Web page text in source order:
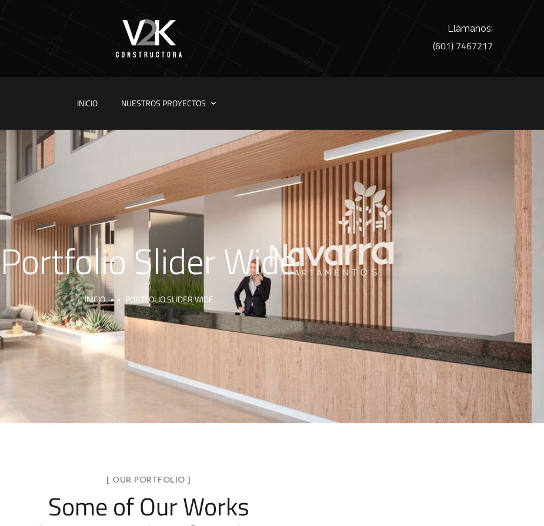
Llámanos:
(601) 7467217
INICIO NUESTROS PROYECTOS
Portfolio Slider Wide
INICIO PORTFOLIO SLIDER WIDE
[ OUR PORTFOLIO ]
Some of Our Works